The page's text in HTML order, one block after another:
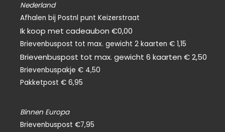
Nederland
Afhalen bij Postnl punt Keizerstraat
Ik koop met cadeaubon €0,00
Brievenbuspost tot max. gewicht 2 kaarten € 1,15
Brievenbuspost tot max. gewicht 6 kaarten € 2,50
Brievenbuspakje € 4,50
Pakketpost € 6,95
Binnen Europa
Brievenbuspost €7,95